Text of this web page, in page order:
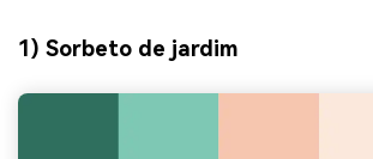
1) Sorbeto de jardim